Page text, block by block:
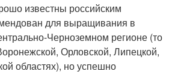
известны российским
для выращивания в
Черноземном регионе (то
Орловской, Липецкой,
областях), но успешно